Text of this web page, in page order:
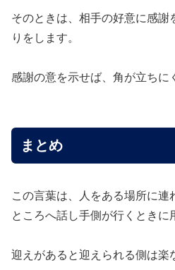
そのときは、相手の好意に感謝
りをします。
感謝の意を示せば、角が立ちに
まとめ
この言葉は、人をある場所に
ところへ話し手側が行くときに
迎えがあると迎えられる側は楽